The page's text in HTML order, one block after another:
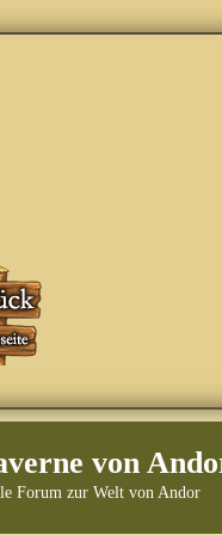
von
Forum zur Welt von Andor